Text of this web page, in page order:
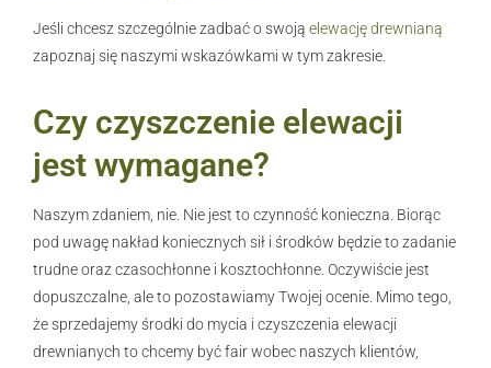
Jeśli chcesz szczególnie zadbać o swoją elewację drewnianą
zapoznaj się naszymi wskazówkami w tym zakresie.
Czy czyszczenie elewacji
jest wymagane?
Naszym zdaniem, nie. Nie jest to czynność konieczna. Biorąc
pod uwagę nakład koniecznych sił i środków będzie to zadanie
trudne oraz czasochłonne i kosztochłonne. Oczywiście jest
dopuszczalne, ale to pozostawiamy Twojej ocenie. Mimo tego,
że sprzedajemy środki do mycia i czyszczenia elewacji
drewnianych to chcemy być fair wobec naszych klientów,